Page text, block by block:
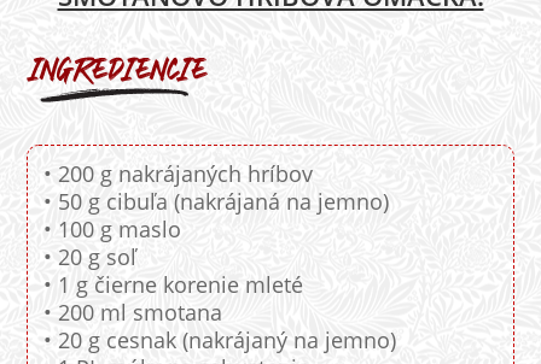
• 200 g nakrájaných hríbov
• 50 g cibuľa (nakrájaná na jemno)
• 100 g maslo
• 20 g soľ
• 1 g čierne korenie mleté
• 200 ml smotana
• 20 g cesnak (nakrájaný na jemno)